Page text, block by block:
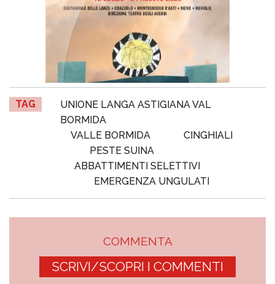
TAG
UNIONE LANGA ASTIGIANA VAL
BORMIDA
VALLE BORMIDA
CINGHIALI
PESTE SUINA
ABBATTIMENTI SELETTIVI
EMERGENZA UNGULATI
COMMENTA
SCRIVI/SCOPRI I COMMENTI